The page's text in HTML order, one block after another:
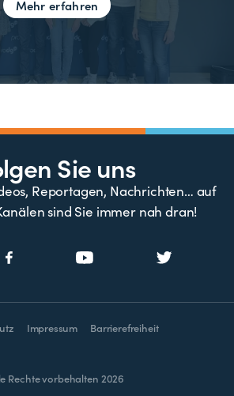
Mehr erfahren
Sie uns
Reportagen, Nachrichten… auf
sind Sie immer nah dran!
Impressum Barrierefreiheit
Rechte vorbehalten 2026